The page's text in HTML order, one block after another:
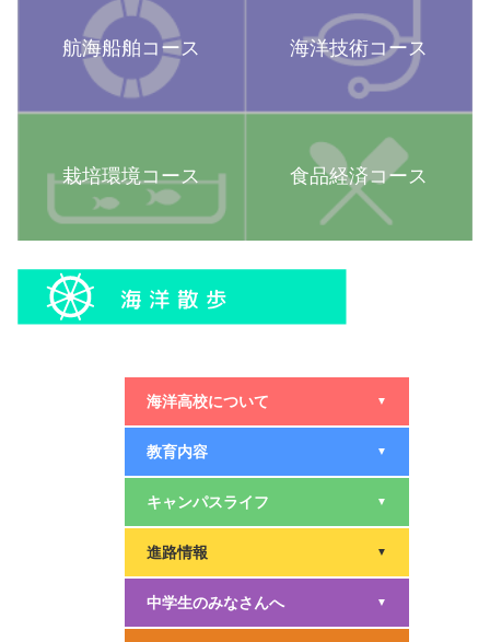
航海船舶コース 海洋技術コース
栽培環境コース 食品経済コース
海洋高校について ▼
教育内容 ▼
キャンパスライフ ▼
進路情報 ▼
中学生のみなさんへ ▼